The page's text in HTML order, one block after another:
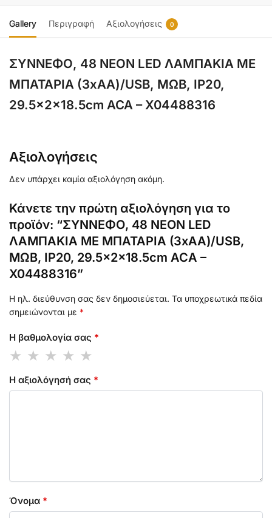
Gallery Περιγραφή Αξιολογήσεις 0
ΣΥΝΝΕΦΟ, 48 NEON LED ΛΑΜΠΑΚΙΑ ΜΕ
ΜΠΑΤΑΡΙΑ (3xAA)/USB, ΜΩΒ, IP20,
29.5x2x18.5cm ACA – X04488316
Αξιολογήσεις
Δεν υπάρχει καμία αξιολόγηση ακόμη.
Κάνετε την πρώτη αξιολόγηση για το
προϊόν: “ΣΥΝΝΕΦΟ, 48 NEON LED
ΛΑΜΠΑΚΙΑ ΜΕ ΜΠΑΤΑΡΙΑ (3xAA)/USB,
ΜΩΒ, IP20, 29.5x2x18.5cm ACA –
X04488316”
Η ηλ. διεύθυνση σας δεν δημοσιεύεται. Τα υποχρεωτικά πεδία
σημειώνονται με *
Η βαθμολογία σας *
Η αξιολόγησή σας *
Όνομα *